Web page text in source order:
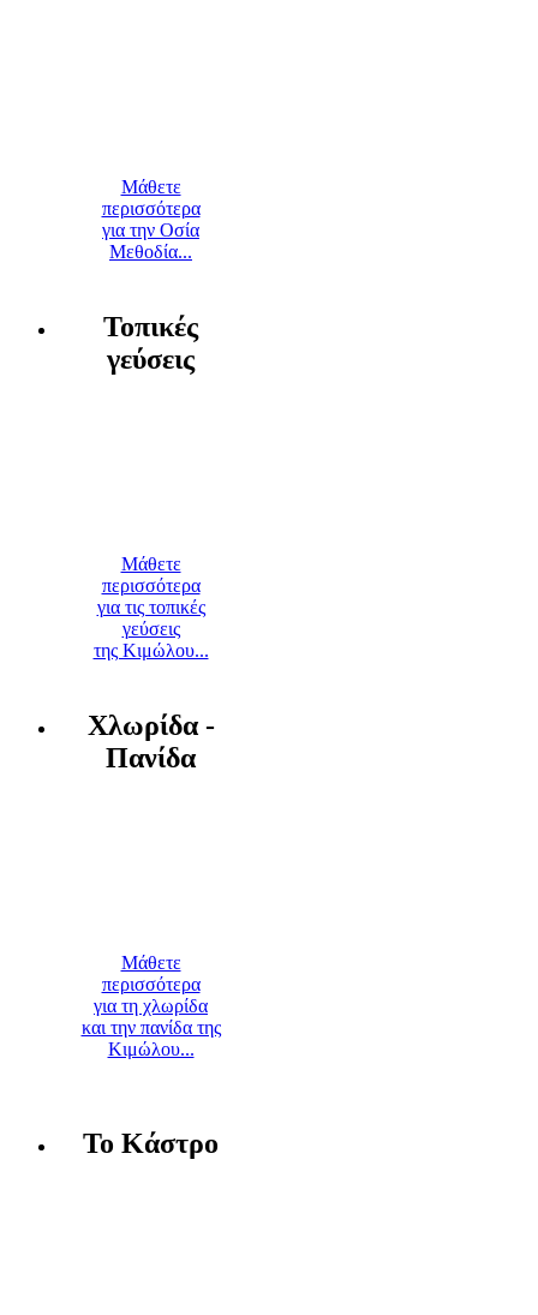
Μάθετε
περισσότερα
για την Οσία
Μεθοδία...
Τοπικές
γεύσεις
Μάθετε
περισσότερα
για τις τοπικές
γεύσεις
της Κιμώλου...
Χλωρίδα -
Πανίδα
Μάθετε
περισσότερα
για τη χλωρίδα
και την πανίδα της
Κιμώλου...
Το Κάστρο